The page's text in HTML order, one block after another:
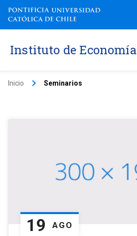
Instituto de Economía
Inicio keyboard_arrow_right Seminarios
19 AGO